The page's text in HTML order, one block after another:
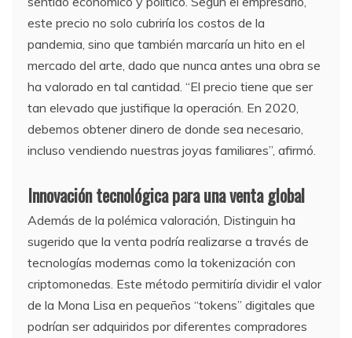
este precio no solo cubriría los costos de la
pandemia, sino que también marcaría un hito en el
mercado del arte, dado que nunca antes una obra se
ha valorado en tal cantidad. “El precio tiene que ser
tan elevado que justifique la operación. En 2020,
debemos obtener dinero de donde sea necesario,
incluso vendiendo nuestras joyas familiares”, afirmó.
Innovación tecnológica para una venta global
Además de la polémica valoración, Distinguin ha
sugerido que la venta podría realizarse a través de
tecnologías modernas como la tokenización con
criptomonedas. Este método permitiría dividir el valor
de la Mona Lisa en pequeños “tokens” digitales que
podrían ser adquiridos por diferentes compradores